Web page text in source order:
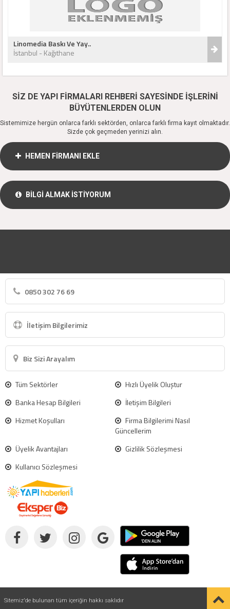
Linomedia Baskı Ve Yay..
İstanbul - Kağıthane
SİZ DE YAPI FİRMALARI REHBERİ SAYESİNDE İŞLERİNİ
BÜYÜTENLERDEN OLUN
Sistemimize hergün onlarca farklı sektörden, onlarca farklı firma kayıt olmaktadır.
Sizde çok geçmeden yerinizi alın.
HEMEN FİRMANI EKLE
BİLGİ ALMAK İSTİYORUM
0850 302 76 69
İletişim Bilgilerimiz
Biz Sizi Arayalım
Tüm Sektörler
Hızlı Üyelik Oluştur
Banka Hesap Bilgileri
İletişim Bilgileri
Hizmet Koşulları
Firma Bilgilerimi Nasıl
Güncellerim
Üyelik Avantajları
Gizlilik Sözleşmesi
Kullanıcı Sözleşmesi
Sitemiz'de bulunan tüm içeriğin hakkı saklıdır